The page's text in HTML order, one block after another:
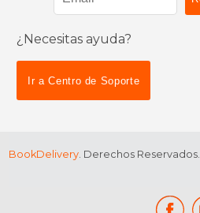
dcto. $ 66.69
¿Necesitas ayuda?
Ir a Centro de Soporte
BookDelivery. Derechos Reservados.